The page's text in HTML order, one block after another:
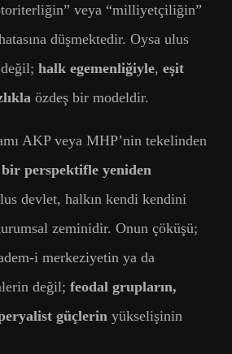
veya “milliyetçiliğin”
düşmektedir. Oysa ulus
halk egemenliğiyle, eşit
özdeş bir modeldir.
AKP veya MHP’nin tekelinden
perspektifle yeniden
devlet, halkın kendi kendini
zeminidir. Onun çöküşü;
i merkeziyetin ya da
değil; feodal grupların,
güçlerin yükselişinin